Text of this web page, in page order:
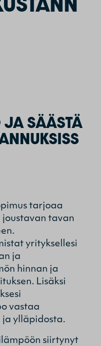
JA SÄÄSTÄ
tarjoaa
joustavan tavan
yrityksellesi
ja
hinnan ja
Lisäksi
vastaa
ja ylläpidosta.
siirtynyt